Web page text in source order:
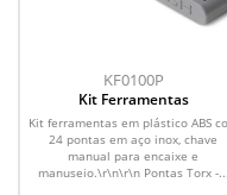
KF0100P
Kit Ferramentas
Kit ferramentas em plástico ABS
24 pontas em aço inox, chave
manual para encaixe e
manuseio.\r\n\r\n Pontas Torx -...